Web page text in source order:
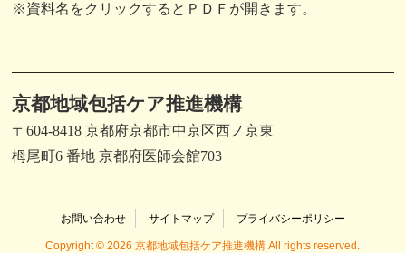
※資料名をクリックするとＰＤＦが開きます。
京都地域包括ケア推進機構
〒604-8418 京都府京都市中京区西ノ京東
栂尾町6 番地 京都府医師会館703
お問い合わせ サイトマップ プライバシーポリシー
Copyright © 2026 京都地域包括ケア推進機構 All rights reserved.